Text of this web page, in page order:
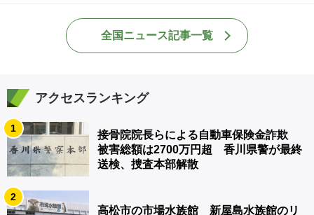
全国ニュース記事一覧
アクセスランキング
1
接骨院院長らによる自動車保険金詐欺
被害総額は2700万円超 香川県警が最終
送検、捜査本部解散
2
高松市の市場水族館 新屋島水族館のリ